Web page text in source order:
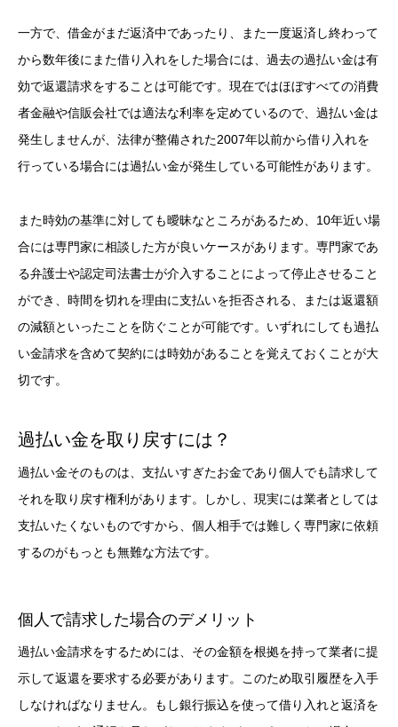
一方で、借金がまだ返済中であったり、また一度返済し終わって
から数年後にまた借り入れをした場合には、過去の過払い金は有
効で返還請求をすることは可能です。現在ではほぼすべての消費
者金融や信販会社では適法な利率を定めているので、過払い金は
発生しませんが、法律が整備された2007年以前から借り入れを
行っている場合には過払い金が発生している可能性があります。
また時効の基準に対しても曖昧なところがあるため、10年近い場
合には専門家に相談した方が良いケースがあります。専門家であ
る弁護士や認定司法書士が介入することによって停止させること
ができ、時間を切れを理由に支払いを拒否される、または返還額
の減額といったことを防ぐことが可能です。いずれにしても過払
い金請求を含めて契約には時効があることを覚えておくことが大
切です。
過払い金を取り戻すには？
過払い金そのものは、支払いすぎたお金であり個人でも請求して
それを取り戻す権利があります。しかし、現実には業者としては
支払いたくないものですから、個人相手では難しく専門家に依頼
するのがもっとも無難な方法です。
個人で請求した場合のデメリット
過払い金請求をするためには、その金額を根拠を持って業者に提
示して返還を要求する必要があります。このため取引履歴を入手
しなければなりません。もし銀行振込を使って借り入れと返済を